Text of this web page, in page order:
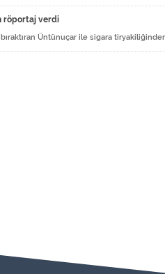
röportaj verdi
Üntünuçar ile sigara